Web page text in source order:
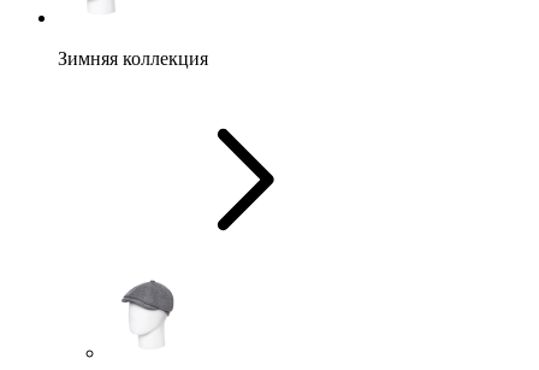
Зимняя коллекция